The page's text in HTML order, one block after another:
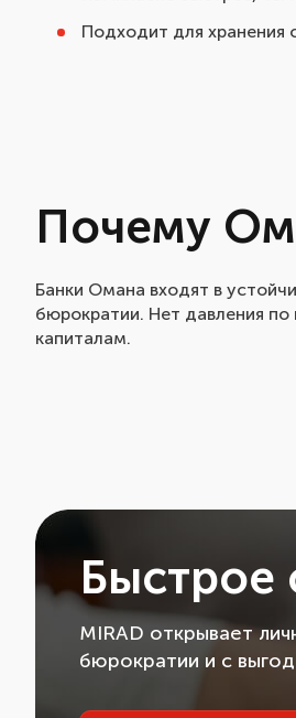
Подходит для хранения
Почему
Банки Омана входят в
бюрократии. Нет давления
капиталам.
Быстрое
MIRAD открывает
бюрократии и с